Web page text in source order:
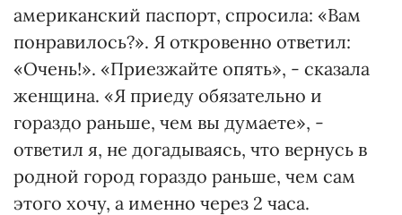
американский паспорт, спросила: «Вам
понравилось?». Я откровенно ответил:
«Очень!». «Приезжайте опять», - сказала
женщина. «Я приеду обязательно и
гораздо раньше, чем вы думаете», -
ответил я, не догадываясь, что вернусь в
родной город гораздо раньше, чем сам
этого хочу, а именно через 2 часа.